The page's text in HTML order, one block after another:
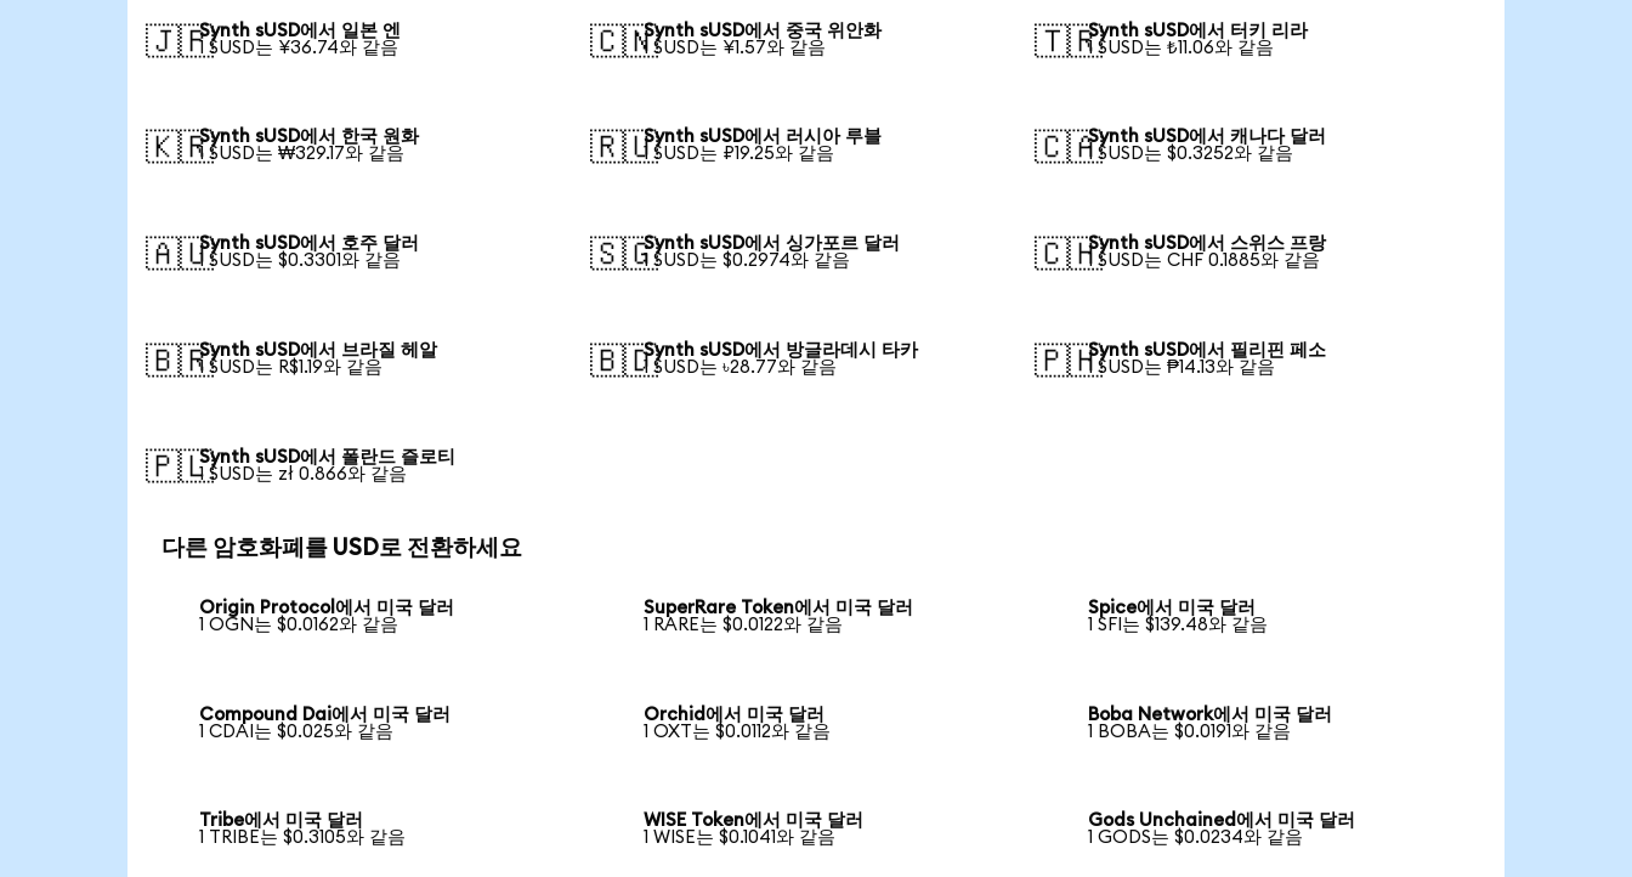
🇯🇵Synth sUSD에서 일본 엔
1 SUSD는 ¥36.74와 같음
🇨🇳Synth sUSD에서 중국 위안화
1 SUSD는 ¥1.57와 같음
🇹🇷Synth sUSD에서 터키 리라
1 SUSD는 ₺11.06와 같음
🇰🇷Synth sUSD에서 한국 원화
1 SUSD는 ₩329.17와 같음
🇷🇺Synth sUSD에서 러시아 루블
1 SUSD는 ₽19.25와 같음
🇨🇦Synth sUSD에서 캐나다 달러
1 SUSD는 $0.3252와 같음
🇦🇺Synth sUSD에서 호주 달러
1 SUSD는 $0.3301와 같음
🇸🇬Synth sUSD에서 싱가포르 달러
1 SUSD는 $0.2974와 같음
🇨🇭Synth sUSD에서 스위스 프랑
1 SUSD는 CHF 0.1885와 같음
🇧🇷Synth sUSD에서 브라질 헤알
1 SUSD는 R$1.19와 같음
🇧🇩Synth sUSD에서 방글라데시 타카
1 SUSD는 ৳28.77와 같음
🇵🇭Synth sUSD에서 필리핀 페소
1 SUSD는 ₱14.13와 같음
🇵🇱Synth sUSD에서 폴란드 즐로티
1 SUSD는 zł 0.866와 같음
다른 암호화폐를 USD로 전환하세요
Origin Protocol에서 미국 달러
1 OGN는 $0.0162와 같음
SuperRare Token에서 미국 달러
1 RARE는 $0.0122와 같음
Spice에서 미국 달러
1 SFI는 $139.48와 같음
Compound Dai에서 미국 달러
1 CDAI는 $0.025와 같음
Orchid에서 미국 달러
1 OXT는 $0.0112와 같음
Boba Network에서 미국 달러
1 BOBA는 $0.0191와 같음
Tribe에서 미국 달러
1 TRIBE는 $0.3105와 같음
WISE Token에서 미국 달러
1 WISE는 $0.1041와 같음
Gods Unchained에서 미국 달러
1 GODS는 $0.0234와 같음